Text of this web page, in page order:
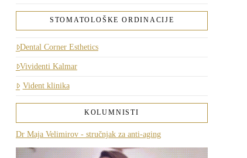
STOMATOLOŠKE ORDINACIJE
Dental Corner Esthetics
Vividenti Kalmar
Vident klinika
KOLUMNISTI
Dr Maja Velimirov - stručnjak za anti-aging